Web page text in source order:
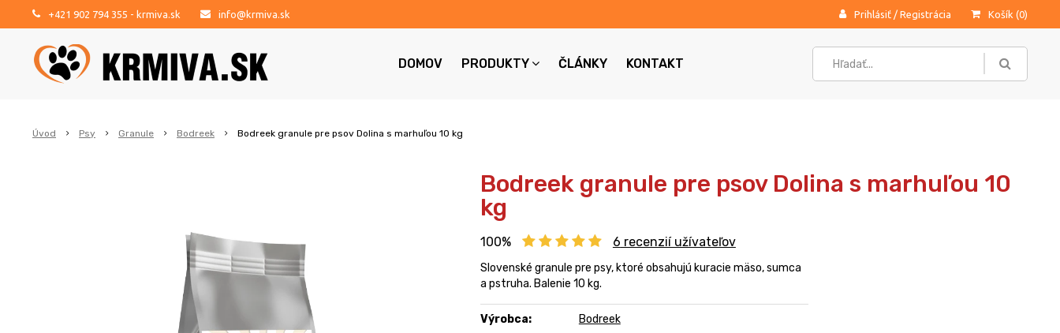
+421 902 794 355 - krmiva.sk info@krmiva.sk Prihlásiť / Registrácia Košík (0)
DOMOV PRODUKTY ČLÁNKY KONTAKT
Úvod Psy Granule Bodreek Bodreek granule pre psov Dolina s marhuľou 10 kg
Bodreek granule pre psov Dolina s marhuľou 10
kg
100% 6 recenzií užívateľov
Slovenské granule pre psy, ktoré obsahujú kuracie mäso, sumca
a pstruha. Balenie 10 kg.
Výrobca: Bodreek